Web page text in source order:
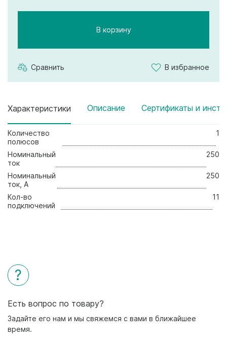
В корзину
Сравнить В избранное
Характеристики Описание Сертификаты и
Количество
полюсов
1
Номинальный
ток
250
Нoминальный
ток, А
250
Кол-во
подключений
11
?
Есть вопрос по товару?
Задайте его нам и мы свяжемся с вами в ближайшее
время.